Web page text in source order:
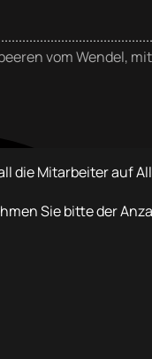
vom Wendel,
die Mitarbeiter auf
Sie bitte der